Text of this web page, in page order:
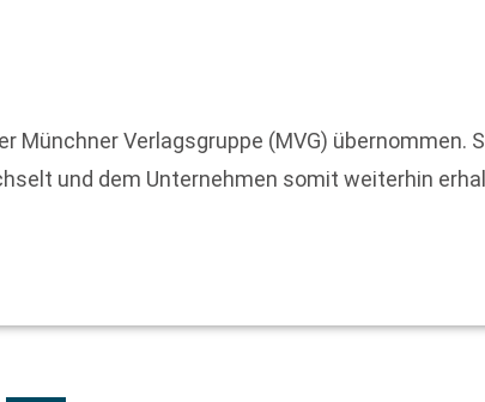
Münchner Verlagsgruppe (MVG) übernommen.
und dem Unternehmen somit weiterhin